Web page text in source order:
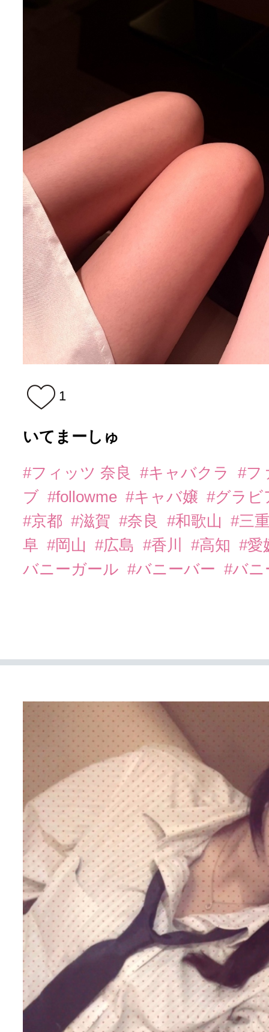
1
いてまーしゅ
#フィッツ 奈良 #キャバクラ
#フ
ブ #followme #キャバ嬢 #グラ
#京都 #滋賀 #奈良 #和歌山
#三
阜 #岡山 #広島 #香川 #高知 #愛
バニーガール #バニーバー #バ